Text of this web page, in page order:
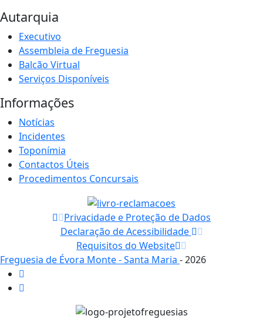
Autarquia
Executivo
Assembleia de Freguesia
Balcão Virtual
Serviços Disponíveis
Informações
Notícias
Incidentes
Toponímia
Contactos Úteis
Procedimentos Concursais
Privacidade e Proteção de Dados
Declaração de Acessibilidade
Requisitos do Website
Freguesia de Évora Monte - Santa Maria - 2026